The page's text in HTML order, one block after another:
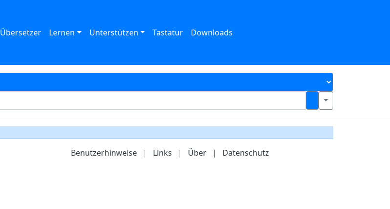
Übersetzer Lernen Unterstützen Tastatur Downloads
Benutzerhinweise | Links | Über | Datenschutz